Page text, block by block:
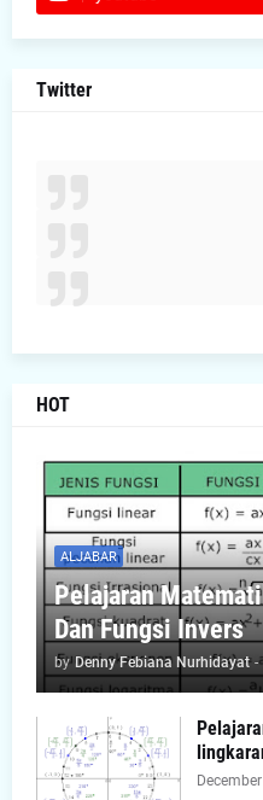
Twitter
HOT
ALJABAR
Pelajaran
Dan Fungsi Invers
by Denny Febiana Nurhidayat -